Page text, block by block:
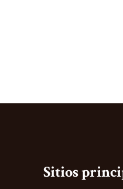
Sitios